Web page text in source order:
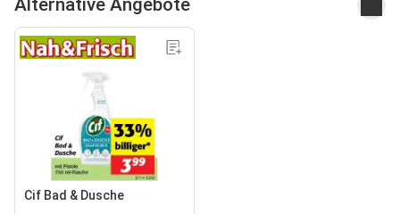
Alternative Angebote
Cif Bad & Dusche